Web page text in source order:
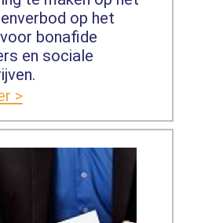
op het
bonafide
en sociale
>